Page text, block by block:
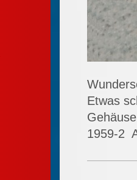
Etwas
1959-2